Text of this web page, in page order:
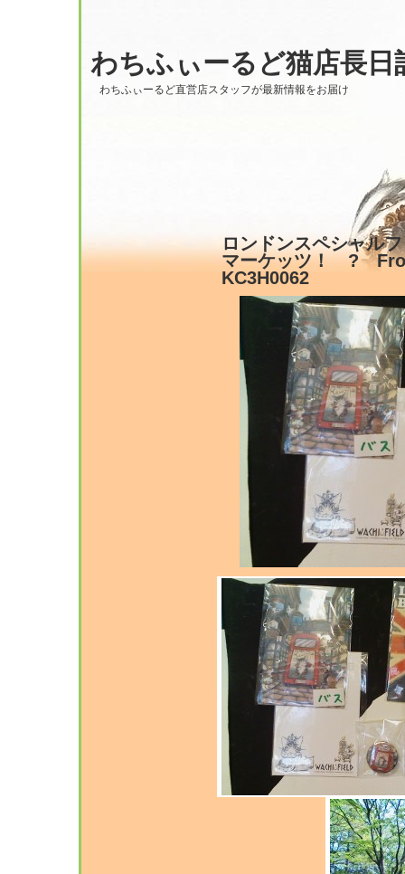
わちふぃーるど猫店長日
わちふぃーるど直営店スタッフが最新情報をお届け
ロンドンスペシャル
マーケッツ！ ?
KC3H0062